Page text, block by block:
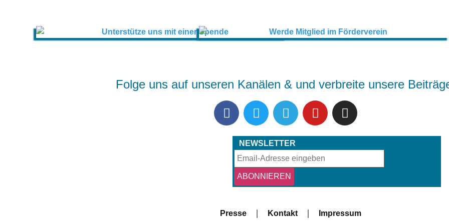
Folge uns auf unseren Kanälen & und verbreite unsere
NEWSLETTER
Presse Kontakt Impressum